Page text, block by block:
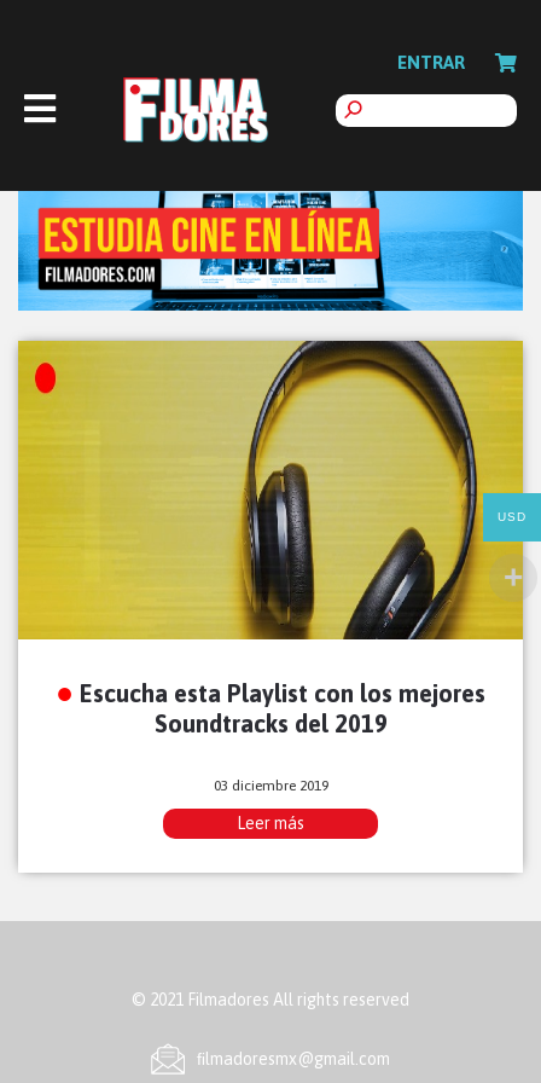
ENTRAR
Escucha esta Playlist con los mejores
Soundtracks del 2019
03 diciembre 2019
Leer más
© 2021 Filmadores All rights reserved
ﬁlmadoresmx@gmail.com
USD